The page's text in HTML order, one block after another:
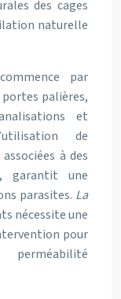
des cages
naturelle
par
palières,
et
de
à des
garantit une
parasites. La
nécessite une
pour